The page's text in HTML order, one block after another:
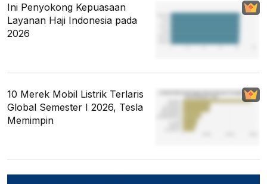
Ini Penyokong Kepuasaan
Layanan Haji Indonesia pada
2026
10 Merek Mobil Listrik Terlaris
Global Semester I 2026, Tesla
Memimpin